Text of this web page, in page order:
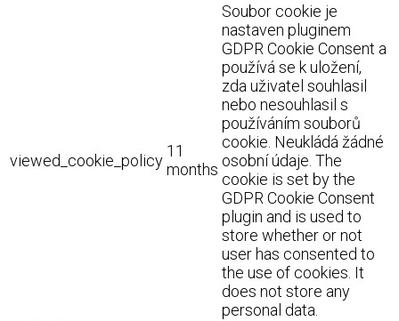
viewed_cookie_policy
11
months
Soubor cookie je
nastaven pluginem
GDPR Cookie Consent a
používá se k uložení,
zda uživatel souhlasil
nebo nesouhlasil s
používáním souborů
cookie. Neukládá žádné
osobní údaje. The
cookie is set by the
GDPR Cookie Consent
plugin and is used to
store whether or not
user has consented to
the use of cookies. It
does not store any
personal data.